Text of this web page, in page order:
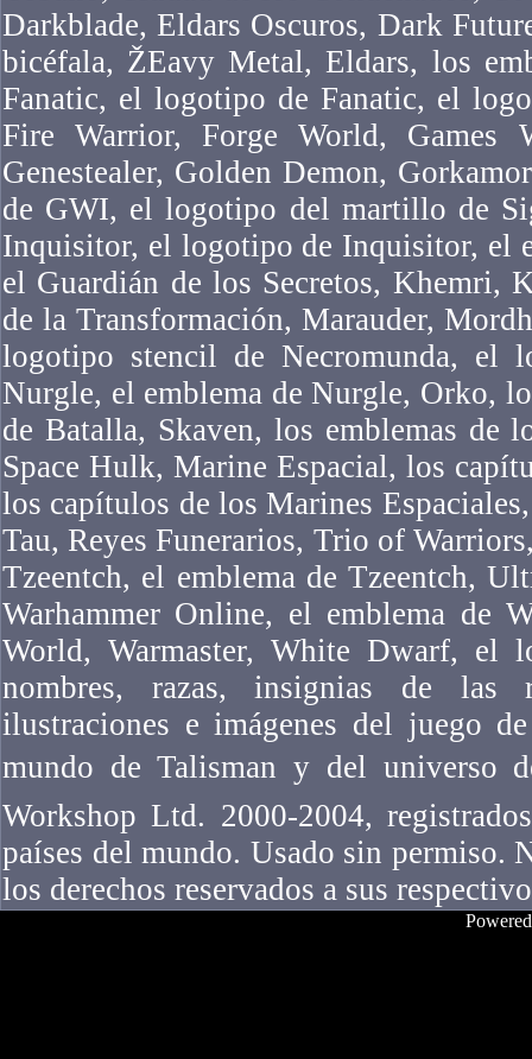
Darkblade, Eldars Oscuros, Dark
bicéfala, ŽEavy Metal, Eldars, los
Fanatic, el logotipo de Fanatic, el
Fire Warrior, Forge World, Games
Genestealer, Golden Demon,
de GWI, el logotipo del martillo de
Inquisitor, el logotipo de Inquisitor, el
el Guardián de los Secretos, Khemri,
de la Transformación, Marauder,
logotipo stencil de Necromunda, el
Nurgle, el emblema de Nurgle, Orko,
de Batalla, Skaven, los emblemas de
Space Hulk, Marine Espacial, los
los capítulos de los Marines
Tau, Reyes Funerarios, Trio of
Tzeentch, el emblema de Tzeentch,
Warhammer Online, el emblema de
World, Warmaster, White Dwarf, el
nombres, razas, insignias de las
ilustraciones e imágenes del juego
mundo de Talisman y del universo
Workshop Ltd. 2000-2004,
países del mundo. Usado sin permiso.
los derechos reservados a sus